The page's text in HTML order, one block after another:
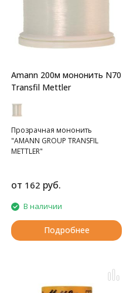
Amann 200м мононить N70
Transfil Mettler
Прозрачная мононить
"AMANN GROUP TRANSFIL
METTLER"
от 162 руб.
В наличии
Подробнее